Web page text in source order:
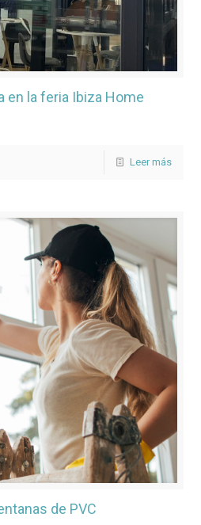
en la feria Ibiza Home
Leer más
de PVC